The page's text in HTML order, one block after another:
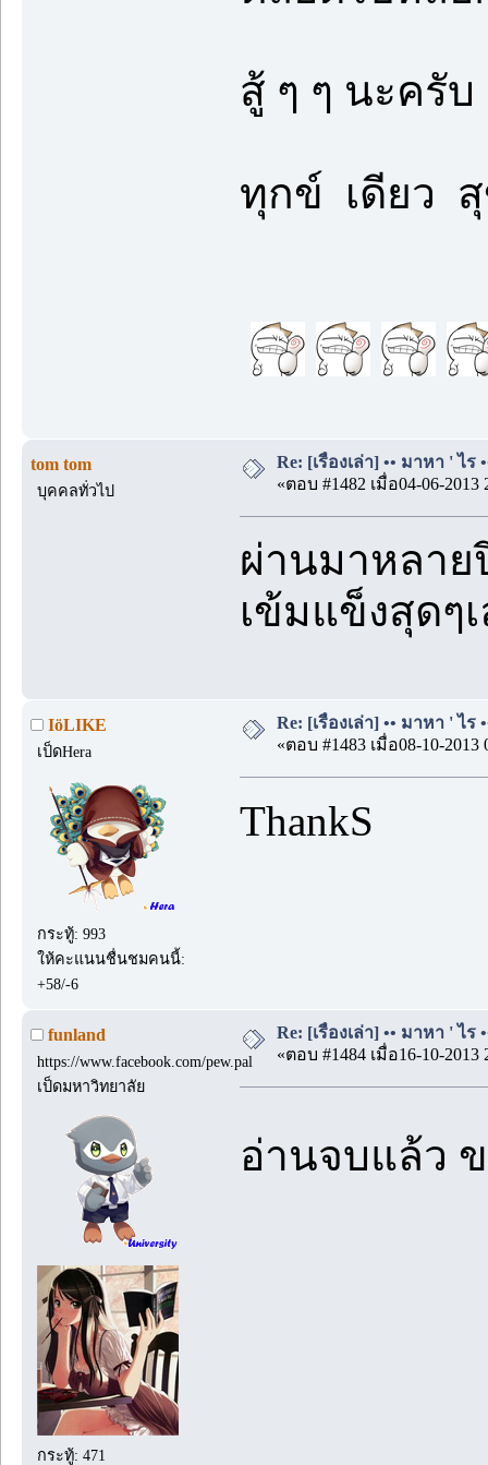
สู้ ๆ ๆ นะครั
ทุกข์ เดียว
tom tom
บุคคลทั่วไป
Re: [เรื่องเล่า] •• มาหา ' ไร
«ตอบ #1482 เมื่อ04-06-2013
ผ่านมาหลา
เข้มแข็งสุดๆ
IöLIKE
เป็ดHera
กระทู้: 993
ให้คะแนนชื่นชมคนนี้:
+58/-6
Re: [เรื่องเล่า] •• มาหา ' ไร
«ตอบ #1483 เมื่อ08-10-2013
ThankS
funland
https://www.facebook.com/pew.pal
เป็ดมหาวิทยาลัย
กระทู้: 471
Re: [เรื่องเล่า] •• มาหา ' ไร
«ตอบ #1484 เมื่อ16-10-2013
อ่านจบแล้ว